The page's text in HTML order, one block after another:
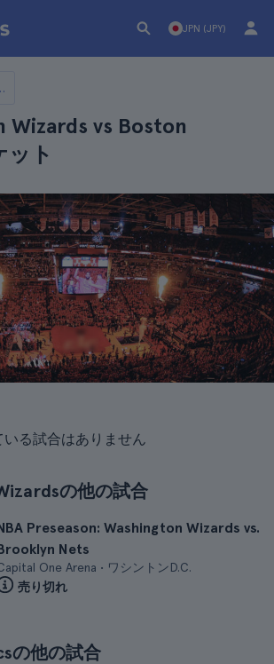
JPN (JPY)
Wizards vs Boston
ット
る試合はありません
の他の試合
Preseason: Washington Wizards vs.
Nets
One Arena • ワシントンD.C.
売り切れ
の他の試合